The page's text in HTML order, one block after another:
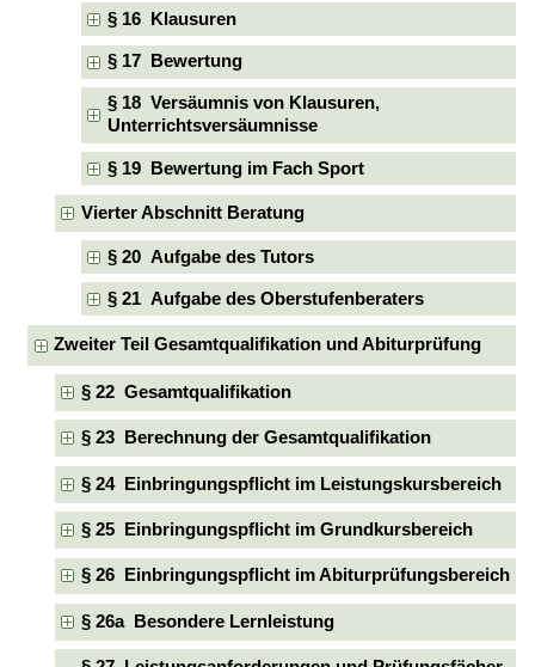
§ 16 Klausuren
§ 17 Bewertung
§ 18 Versäumnis von Klausuren,
Unterrichtsversäumnisse
§ 19 Bewertung im Fach Sport
Vierter Abschnitt Beratung
§ 20 Aufgabe des Tutors
§ 21 Aufgabe des Oberstufenberaters
Zweiter Teil Gesamtqualifikation und Abiturprüfung
§ 22 Gesamtqualifikation
§ 23 Berechnung der Gesamtqualifikation
§ 24 Einbringungspflicht im Leistungskursbereich
§ 25 Einbringungspflicht im Grundkursbereich
§ 26 Einbringungspflicht im Abiturprüfungsbereich
§ 26a Besondere Lernleistung